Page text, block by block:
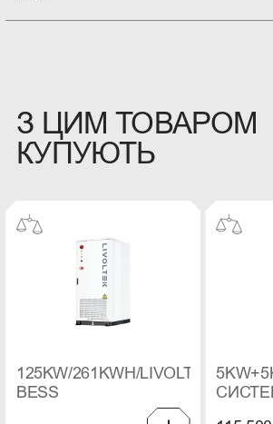
З ЦИМ ТОВАРОМ
КУПУЮТЬ
125KW/261KWH/LIVOLTEK
BESS